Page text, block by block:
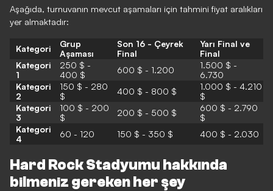
Aşağıda, turnuvanın mevcut aşamaları için tahmini fiyat aralıkları
yer almaktadır:
Kategori
Grup
Aşaması
Son 16 - Çeyrek
Final
Yarı Final ve
Final
Kategori
1
250 $ -
400 $
600 $ - 1.200
1.500 $ -
6.730
Kategori
2
150 $ - 280
$
400 $ - 800 $
1.000 $ - 4.210
$
Kategori
3
100 $ - 200
$
200 $ - 500 $
600 $ - 2.790
$
Kategori
4
60 - 120 150 $ - 350 $ 400 $ - 2.030
Hard Rock Stadyumu hakkında
bilmeniz gereken her şey